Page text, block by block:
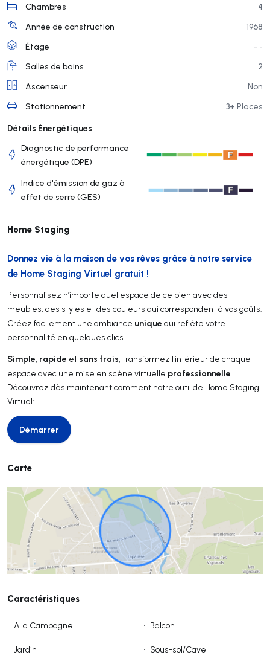
Chambres
4
Année de construction
1968
Étage
- -
Salles de bains
2
Ascenseur
Non
Stationnement
3+ Places
Détails Énergétiques
Diagnostic de performance
énergétique (DPE)
Indice d'émission de gaz à
effet de serre (GES)
Home Staging
Donnez vie à la maison de vos rêves grâce à notre service
de Home Staging Virtuel gratuit !
Personnalisez n’importe quel espace de ce bien avec des
meubles, des styles et des couleurs qui correspondent à vos goûts.
Créez facilement une ambiance unique qui reflète votre
personnalité en quelques clics.
Simple, rapide et sans frais, transformez l'intérieur de chaque
espace avec une mise en scène virtuelle professionnelle.
Découvrez dès maintenant comment notre outil de Home Staging
Virtuel:
Démarrer
Démarrer
Carte
Caractéristiques
• A la Campagne • Balcon
• Jardin • Sous-sol/Cave